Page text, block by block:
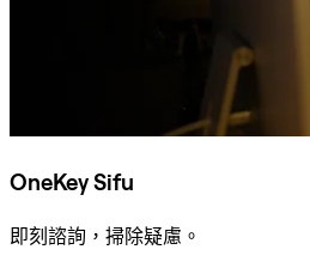
OneKey Sifu
即刻諮詢，掃除疑慮。